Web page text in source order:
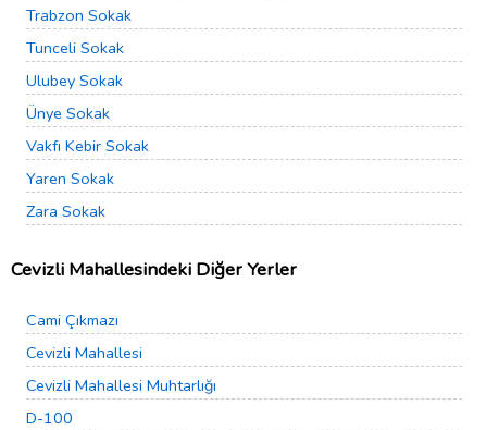
Trabzon Sokak
Tunceli Sokak
Ulubey Sokak
Ünye Sokak
Vakfı Kebir Sokak
Yaren Sokak
Zara Sokak
Cevizli Mahallesindeki Diğer Yerler
Cami Çıkmazı
Cevizli Mahallesi
Cevizli Mahallesi Muhtarlığı
D-100